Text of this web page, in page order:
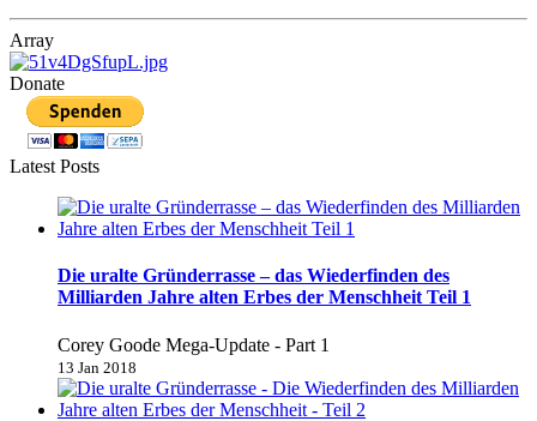
Array
Donate
Latest Posts
Die uralte Gründerrasse – das Wiederfinden des
Milliarden Jahre alten Erbes der Menschheit Teil 1
Corey Goode Mega-Update - Part 1
13 Jan 2018